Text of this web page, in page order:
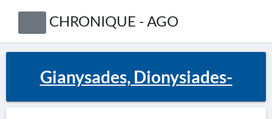
CHRONIQUE - AGO
Gianysades, Dionysiades-